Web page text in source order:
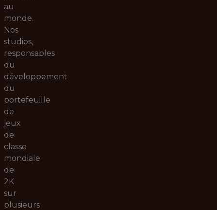
au
monde.
Nos
studios,
responsables
du
développement
du
portefeuille
de
jeux
de
classe
mondiale
de
2K
sur
plusieurs